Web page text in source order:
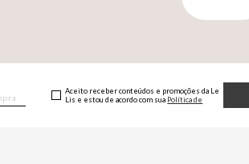
Aceito receber conteúdos e promoções da Le
Lis e estou de acordo com sua Política de